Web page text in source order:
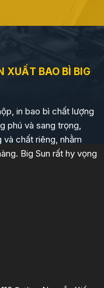
XUẤT BAO BÌ BIG
in bao bì chất lượng
phú và sang trọng,
chất riêng, nhằm
Big Sun rất hy vọng